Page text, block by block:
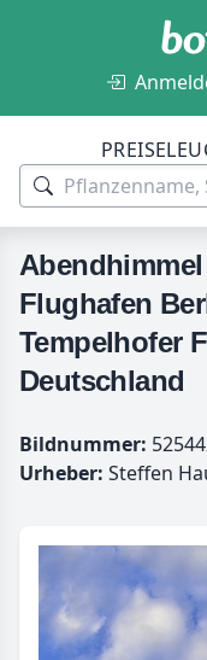
PREISE
Flughafen
Tempelhofer
Deutschland
Bildnummer:
Urheber: Steffen